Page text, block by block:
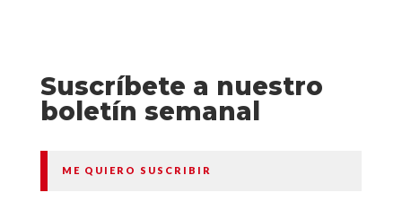
Suscríbete a nuestro
boletín semanal
ME QUIERO SUSCRIBIR